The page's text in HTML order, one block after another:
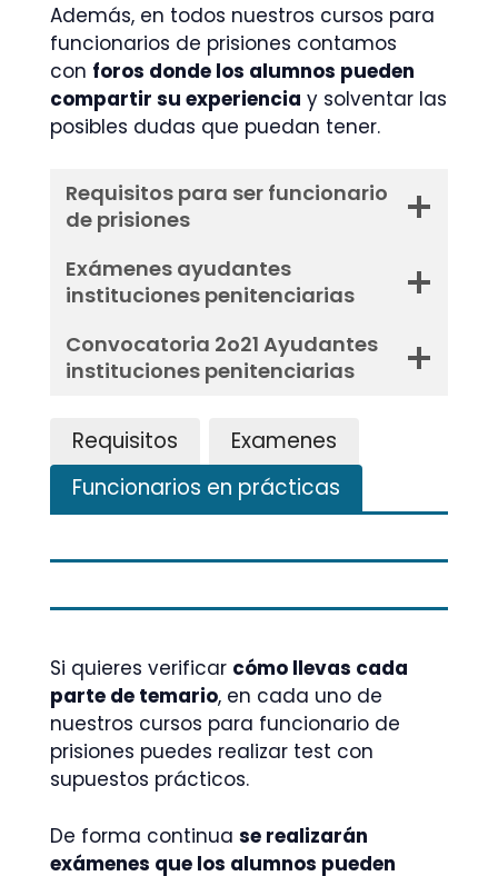
Además, en todos nuestros cursos para
funcionarios de prisiones contamos
con foros donde los alumnos pueden
compartir su experiencia y solventar las
posibles dudas que puedan tener.
Requisitos para ser funcionario
de prisiones
Exámenes ayudantes
instituciones penitenciarias
Convocatoria 2o21 Ayudantes
instituciones penitenciarias
Requisitos
Examenes
Funcionarios en prácticas
Si quieres verificar cómo llevas cada
parte de temario, en cada uno de
nuestros cursos para funcionario de
prisiones puedes realizar test con
supuestos prácticos.
De forma continua se realizarán
exámenes que los alumnos pueden